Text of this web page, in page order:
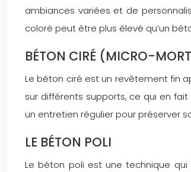
ambiances variées et de
coloré peut être plus élevé qu’un
BÉTON CIRÉ (MICRO-
Le béton ciré est un revêtement fin
sur différents supports, ce qui en
un entretien régulier pour préserver
LE BÉTON POLI
Le béton poli est une technique